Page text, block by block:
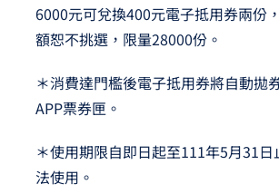
6000元可兌換400元電子抵用券兩份
額恕不挑選，限量28000份。
＊消費達門檻後電子抵用券將自動拋
APP票券匣。
＊使用期限自即日起至111年5月31日
法使用。